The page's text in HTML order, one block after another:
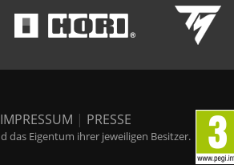
IMPRESSUM | PRESSE
das Eigentum ihrer jeweiligen Besitzer.